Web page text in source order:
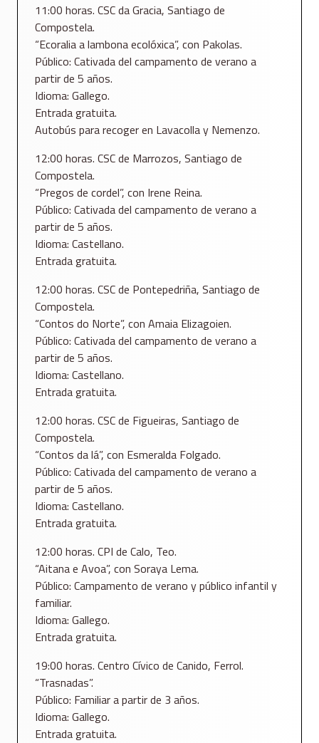
11:00 horas. CSC da Gracia, Santiago de
Compostela.
“Ecoralia a lambona ecolóxica”, con Pakolas.
Público: Cativada del campamento de verano a
partir de 5 años.
Idioma: Gallego.
Entrada gratuita.
Autobús para recoger en Lavacolla y Nemenzo.
12:00 horas. CSC de Marrozos, Santiago de
Compostela.
“Pregos de cordel”, con Irene Reina.
Público: Cativada del campamento de verano a
partir de 5 años.
Idioma: Castellano.
Entrada gratuita.
12:00 horas. CSC de Pontepedriña, Santiago de
Compostela.
“Contos do Norte”, con Amaia Elizagoien.
Público: Cativada del campamento de verano a
partir de 5 años.
Idioma: Castellano.
Entrada gratuita.
12:00 horas. CSC de Figueiras, Santiago de
Compostela.
“Contos da lá”, con Esmeralda Folgado.
Público: Cativada del campamento de verano a
partir de 5 años.
Idioma: Castellano.
Entrada gratuita.
12:00 horas. CPI de Calo, Teo.
“Aitana e Avoa”, con Soraya Lema.
Público: Campamento de verano y público infantil y
familiar.
Idioma: Gallego.
Entrada gratuita.
19:00 horas. Centro Cívico de Canido, Ferrol.
“Trasnadas”.
Público: Familiar a partir de 3 años.
Idioma: Gallego.
Entrada gratuita.